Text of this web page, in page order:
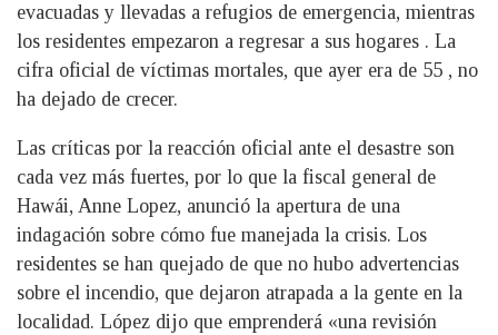
evacuadas y llevadas a refugios de emergencia, mientras
los residentes empezaron a regresar a sus hogares . La
cifra oficial de víctimas mortales, que ayer era de 55 , no
ha dejado de crecer.
Las críticas por la reacción oficial ante el desastre son
cada vez más fuertes, por lo que la fiscal general de
Hawái, Anne Lopez, anunció la apertura de una
indagación sobre cómo fue manejada la crisis. Los
residentes se han quejado de que no hubo advertencias
sobre el incendio, que dejaron atrapada a la gente en la
localidad. López dijo que emprenderá «una revisión